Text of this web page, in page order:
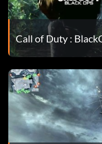
Call of Duty :